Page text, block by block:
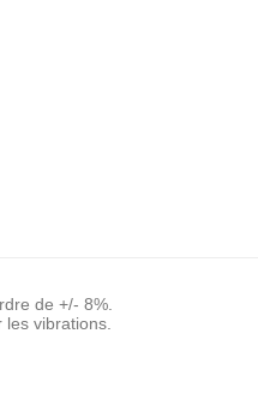
de +/- 8%.
les vibrations.